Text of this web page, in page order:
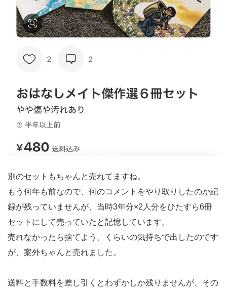
別のセットもちゃんと売れてますね。
もう何年も前なので、何のコメントをやり取りしたのか記
録が残っていませんが、当時3年分×2人分をひたすら6冊
セットにして売っていたと記憶しています。
売れなかったら捨てよう、くらいの気持ちで出したのです
が、案外ちゃんと売れました。
送料と手数料を差し引くとわずかしか残りませんが、その